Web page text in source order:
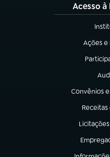
Acesso
Ações e
(abre
(abre
Convênios
(abre em
Receitas
(abre
(abre em
(abre em